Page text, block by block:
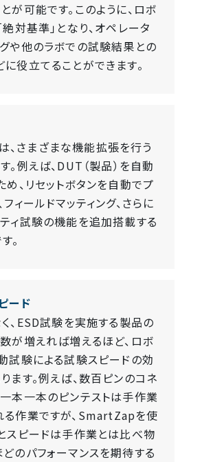
が可能です。このように、ロボ
絶対基準」となり、オペレータ
や他のラボでの試験結果との
役立てることができます。
さまざまな機能拡張を行う
。例えば、DUT（製品）を自動
め、リセットボタンを自動でプ
フィールドマッティング、さらに
ィ試験の機能を追加搭載する
。
ード
、ESD試験を実施する製品の
が増えれば増えるほど、ロボ
試験による試験スピードの効
ます。例えば、数百ピンのコネ
本一本のピンテストは手作業
作業ですが、SmartZapを使
スピードは手作業とは比べ物
のパフォーマンスを期待する